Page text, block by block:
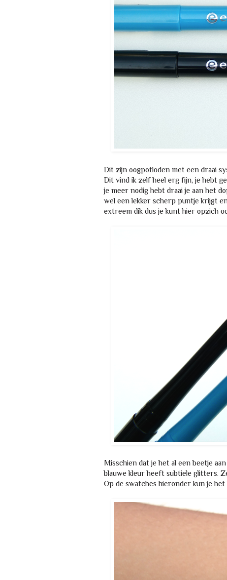
Dit zijn oogpotloden met een draai
Dit vind ik zelf heel erg fijn, je hebt
je meer nodig hebt draai je aan het
wel een lekker scherp puntje krijgt
extreem dik dus je kunt hier opzich
Misschien dat je het al een beetje
blauwe kleur heeft subtiele glitters.
Op de swatches hieronder kun je